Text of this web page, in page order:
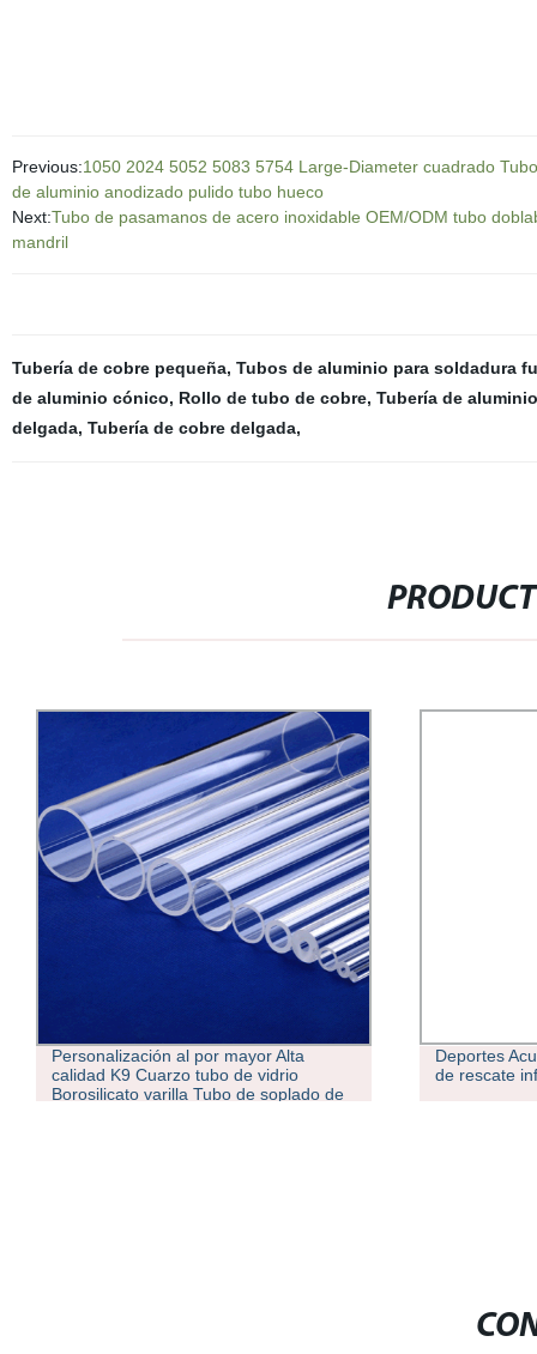
Previous:1050 2024 5052 5083 5754 Large-Diameter cuadrado
de aluminio anodizado pulido tubo hueco
Next:Tubo de pasamanos de acero inoxidable OEM/ODM tubo
mandril
Tubería de cobre pequeña, Tubos de aluminio para soldadura
de aluminio cónico, Rollo de tubo de cobre, Tubería de
delgada, Tubería de cobre delgada,
Deportes Acuáticos flotantes asentadas
de rescate inflables tubo pontón
Polished
de latón